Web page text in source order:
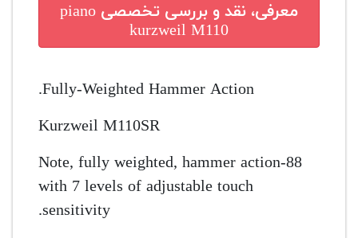
معرفی، نقد و بررسی تخصصی piano
kurzweil M110
Fully-Weighted Hammer Action.
Kurzweil M110SR
88-Note, fully weighted, hammer action
with 7 levels of adjustable touch
sensitivity.